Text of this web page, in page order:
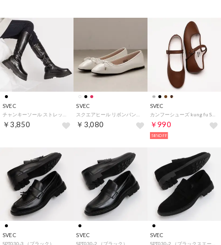
SVEC
￥3,850
SVEC
￥3,080
SVEC
カンフーシューズ kung fu Shoes / ストラップパンプス (ブラウン)
￥990
58%OFF
SVEC
SPT030-3 （ブラック）
SVEC
SPT030-2 （ブラック）
SVEC